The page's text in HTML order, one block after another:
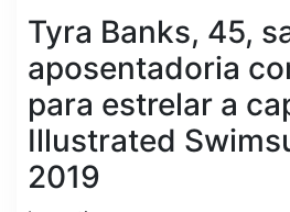
Tyra Banks, 45,
aposentadoria
para estrelar a
Illustrated
2019